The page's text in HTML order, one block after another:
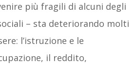
più fragili di alcuni degli
– sta deteriorando molti
l’istruzione e le
il reddito,